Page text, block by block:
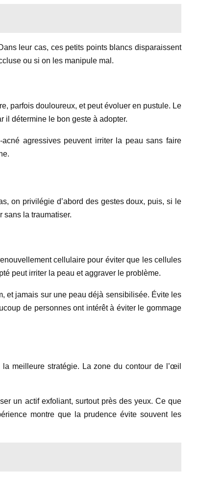
leur cas, ces petits points blancs disparaissent
ou si on les manipule mal.
parfois douloureux, et peut évoluer en pustule. Le
il détermine le bon geste à adopter.
agressives peuvent irriter la peau sans faire
on privilégie d’abord des gestes doux, puis, si le
sans la traumatiser.
cellulaire pour éviter que les cellules
peut irriter la peau et aggraver le problème.
et jamais sur une peau déjà sensibilisée. Évite les
de personnes ont intérêt à éviter le gommage
meilleure stratégie. La zone du contour de l’œil
un actif exfoliant, surtout près des yeux. Ce que
montre que la prudence évite souvent les